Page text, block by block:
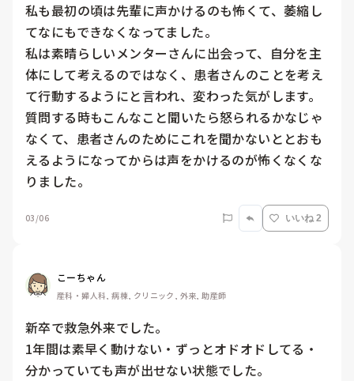
私も最初の頃は先輩に声かけるのも怖くて、萎縮し
てなにもできなくなってました。
私は素晴らしいメンターさんに出会って、自分を主
体にして考えるのではなく、患者さんのことを考え
て行動するようにと言われ、変わった気がします。
質問する時もこんなこと聞いたら怒られるかなじゃ
なくて、患者さんのためにこれを聞かないととおも
えるようになってからは声をかけるのが怖くなくな
りました。
03/06 いいね 2
こーちゃん
産科・婦人科, 病棟, クリニック, 外来, 助産師
新卒で救急外来でした。
1年間は素早く動けない・ずっとオドオドしてる・
分かっていても声が出せない状態でした。